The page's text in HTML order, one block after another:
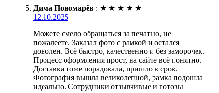
Дима Пономарёв : ★ ★ ★ ★ ★
12.10.2025
Можете смело обращаться за печатью, не
пожалеете. Заказал фото с рамкой и остался
доволен. Всё быстро, качественно и без заморочек.
Процесс оформления прост, на сайте всё понятно.
Доставка тоже порадовала, пришло в срок.
Фотография вышла великолепной, рамка подошла
идеально. Сотрудники отзывчивые и готовы